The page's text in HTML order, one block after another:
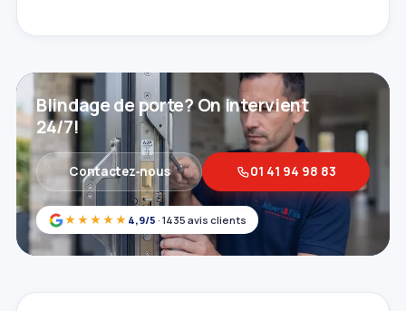
★★★★★ 4,9/5 · 1435 avis clients
Blindage de porte? On intervient
24/7!
Contactez‑nous 01 41 94 98 83